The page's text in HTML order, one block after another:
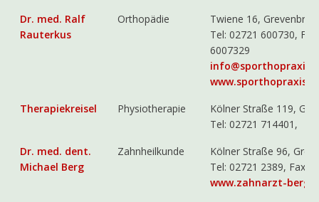
Dr. med. Ralf
Rauterkus
Orthopädie
Twiene 16,
Tel: 02721 600730,
6007329
Therapiekreisel
Physiotherapie
Kölner Straße 119,
Tel: 02721 714401,
Dr. med. dent.
Michael Berg
Zahnheilkunde
Kölner Straße 96,
Tel: 02721 2389, Fax
www.zahnarzt-